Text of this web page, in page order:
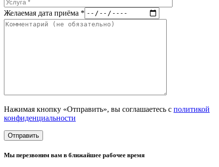
Желаемая дата приёма *
Нажимая кнопку «Отправить», вы соглашаетесь с политикой
конфиденциальности
Мы перезвоним вам в ближайшее рабочее время